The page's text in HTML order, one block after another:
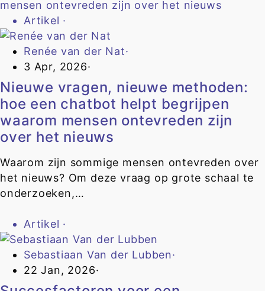
Artikel ·
Renée van der Nat·
3 Apr, 2026·
Nieuwe vragen, nieuwe methoden:
hoe een chatbot helpt begrijpen
waarom mensen ontevreden zijn
over het nieuws
Waarom zijn sommige mensen ontevreden over
het nieuws? Om deze vraag op grote schaal te
onderzoeken,…
Artikel ·
Sebastiaan Van der Lubben·
22 Jan, 2026·